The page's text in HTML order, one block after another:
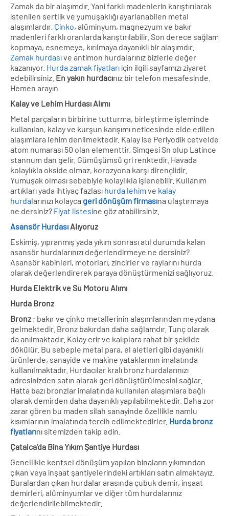
Zamak da bir alaşımdır. Yani farklı madenlerin karıştırılarak
istenilen sertlik ve yumuşaklığı ayarlanabilen metal
alaşımlardır. Çinko, alüminyum, magnezyum ve bakır
madenleri farklı oranlarda karıştırılabilir. Son derece sağlam
kopmaya, esnemeye, kırılmaya dayanıklı bir alaşımdır.
Zamak hurdasıve antimon hurdalarınız bizlerle değer
kazanıyor. Hurda zamak fiyatları için ilgili sayfamızı ziyaret
edebilirsiniz. En yakın hurdacınız bir telefon mesafesinde.
Hemen arayın
Kalay ve Lehim Hurdası Alımı
Metal parçaların birbirine tutturma, birleştirme işleminde
kullanılan, kalay ve kurşun karışımı neticesinde elde edilen
alaşımlara lehim denilmektedir. Kalay ise Periyodik cetvelde
atom numarası 50 olan elementtir. Simgesi Sn olup Latince
stannum dan gelir. Gümüşümsü gri renktedir. Havada
kolaylıkla okside olmaz, korozyona karşı dirençlidir.
Yumuşak olması sebebiyle kolaylıkla işlenebilir. Kullanım
artıkları yada ihtiyaç fazlası hurda lehim ve kalay
hurdalarınızı kolayca geri dönüşüm firmasına ulaştırmaya
ne dersiniz? Fiyat listesine göz atabilirsiniz.
Asansör Hurdası Alıyoruz
Eskimiş, yıpranmış yada yıkım sonrası atıl durumda kalan
asansör hurdalarınızı değerlendirmeye ne dersiniz?
Asansör kabinleri, motorları, zincirler ve raylarını hurda
olarak değerlendirerek paraya dönüştürmenizi sağlıyoruz.
Hurda Elektrik ve Su Motoru Alımı
Hurda Bronz
Bronz; bakır ve çinko metallerinin alaşımlarından meydana
gelmektedir. Bronz bakırdan daha sağlamdır. Tunç olarak
da anılmaktadır. Kolay erir ve kalıplara rahat bir şekilde
dökülür. Bu sebeple metal para, el aletleri gibi dayanıklı
ürünlerde, sanayide ve makine yataklarının imalatında
kullanılmaktadır. Hurdacılar kralı bronz hurdalarınızı
adresinizden satın alarak geri dönüştürülmesini sağlar.
Hatta bazı bronzlar imalatında kullanılan alaşımlara bağlı
olarak demirden daha dayanıklı yapılabilmektedir. Daha zor
zarar gören bu maden silah sanayinde özellikle namlu
kısımlarının imalatında tercih edilmektedirler. Hurda bronz
fiyatlarını sitemizden takip edin.
Çatalca’da Bina Yıkım Şantiye Hurdası
Genellikle kentsel dönüşüm yapılan binaların yıkımından
çıkan veya inşaat şantiyelerindeki artıkları satın almaktayız.
Buralardan çıkan hurdalar arasında çubuk demir, inşaat
demirleri, alüminyumlar ve diğer tüm hurdalarınız
değerlendirilebilmektedir.